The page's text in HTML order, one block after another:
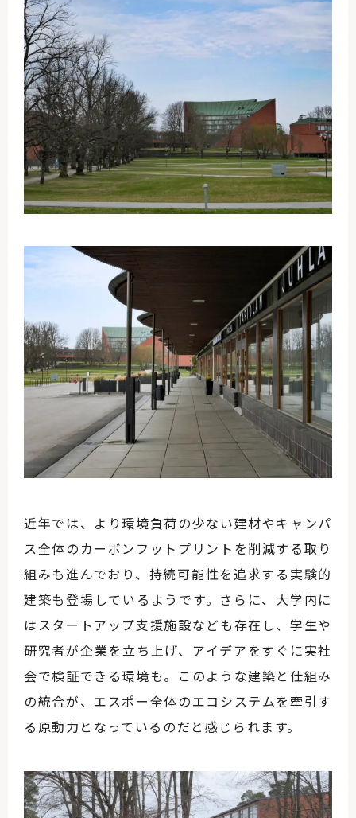
近年では、より環境負荷の少ない建材やキャンパ
ス全体のカーボンフットプリントを削減する取り
組みも進んでおり、持続可能性を追求する実験的
建築も登場しているようです。さらに、大学内に
はスタートアップ支援施設なども存在し、学生や
研究者が企業を立ち上げ、アイデアをすぐに実社
会で検証できる環境も。このような建築と仕組み
の統合が、エスポー全体のエコシステムを牽引す
る原動力となっているのだと感じられます。